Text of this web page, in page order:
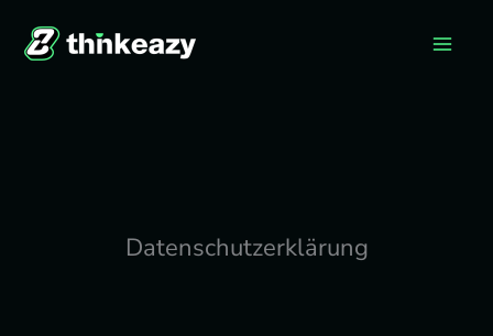
Zum
Inhalt
Datenschutzerklärung